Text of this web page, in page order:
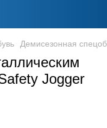
Демисезонная
Jogger